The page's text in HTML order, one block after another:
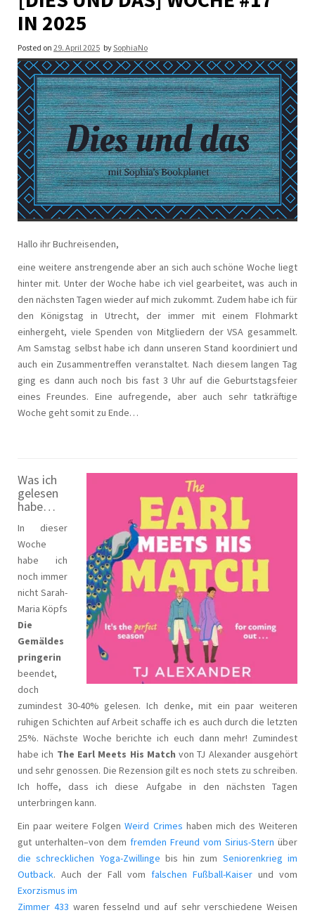
IN 2025
Posted on 29. April 2025 bySophiaNo
Hallo ihr Buchreisenden,
eine weitere anstrengende aber an sich auch schöne Woche liegt
hinter mit. Unter der Woche habe ich viel gearbeitet, was auch in
den nächsten Tagen wieder auf mich zukommt. Zudem habe ich für
den Königstag in Utrecht, der immer mit einem Flohmarkt
einhergeht, viele Spenden von Mitgliedern der VSA gesammelt.
Am Samstag selbst habe ich dann unseren Stand koordiniert und
auch ein Zusammentreffen veranstaltet. Nach diesem langen Tag
ging es dann auch noch bis fast 3 Uhr auf die Geburtstagsfeier
eines Freundes. Eine aufregende, aber auch sehr tatkräftige
Woche geht somit zu Ende…
Was ich
gelesen
habe…
In dieser
Woche
habe ich
noch immer
nicht Sarah-
Maria Köpfs
Die
Gemäldes
pringerin
beendet,
doch
zumindest 30-40% gelesen. Ich denke, mit ein paar weiteren
ruhigen Schichten auf Arbeit schaffe ich es auch durch die letzten
25%. Nächste Woche berichte ich euch dann mehr! Zumindest
habe ich The Earl Meets His Match von TJ Alexander ausgehört
und sehr genossen. Die Rezension gilt es noch stets zu schreiben.
Ich hoffe, dass ich diese Aufgabe in den nächsten Tagen
unterbringen kann.
Ein paar weitere FolgenWeird Crimes haben mich des Weiteren
gut unterhalten–von dem fremden Freund vom Sirius-Stern über
die schrecklichen Yoga-Zwillinge bis hin zum Seniorenkrieg im
Outback. Auch der Fall vom falschen Fußball-Kaiser und vom
Exorzismus im
Zimmer 433 waren fesselnd und auf sehr verschiedene Weisen